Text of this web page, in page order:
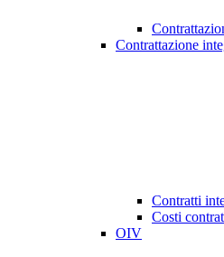
Contrattazione
Contratti
Costi
OIV